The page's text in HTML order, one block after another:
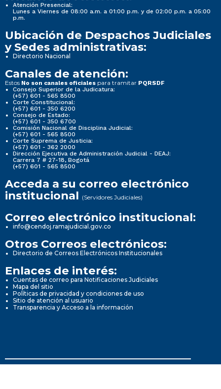
Atención Presencial:
Lunes a Viernes de 08:00 a.m. a 01:00 p.m. y de 02:00 p.m. a 05:00
p.m.
Ubicación de Despachos Judiciales
y Sedes administrativas:
Directorio Nacional
Canales de atención:
Estos No son canales oficiales para tramitar PQRSDF
Consejo Superior de la Judicatura:
(+57) 601 - 565 8500
Corte Constitucional:
(+57) 601 - 350 6200
Consejo de Estado:
(+57) 601 - 350 6700
Comisión Nacional de Disciplina Judicial:
(+57) 601 - 565 8500
Corte Suprema de Justicia:
(+57) 601 - 362 2000
Dirección Ejecutiva de Administración Judicial - DEAJ:
Carrera 7 # 27-18, Bogotá
(+57) 601 - 565 8500
Acceda a su correo electrónico
institucional (Servidores Judiciales)
Correo electrónico institucional:
info@cendoj.ramajudicial.gov.co
Otros Correos electrónicos:
Directorio de Correos Electrónicos Institucionales
Enlaces de interés:
Cuentas de correo para Notificaciones Judiciales
Mapa del sitio
Políticas de privacidad y condiciones de uso
Sitio de atención al usuario
Transparencia y Acceso a la información